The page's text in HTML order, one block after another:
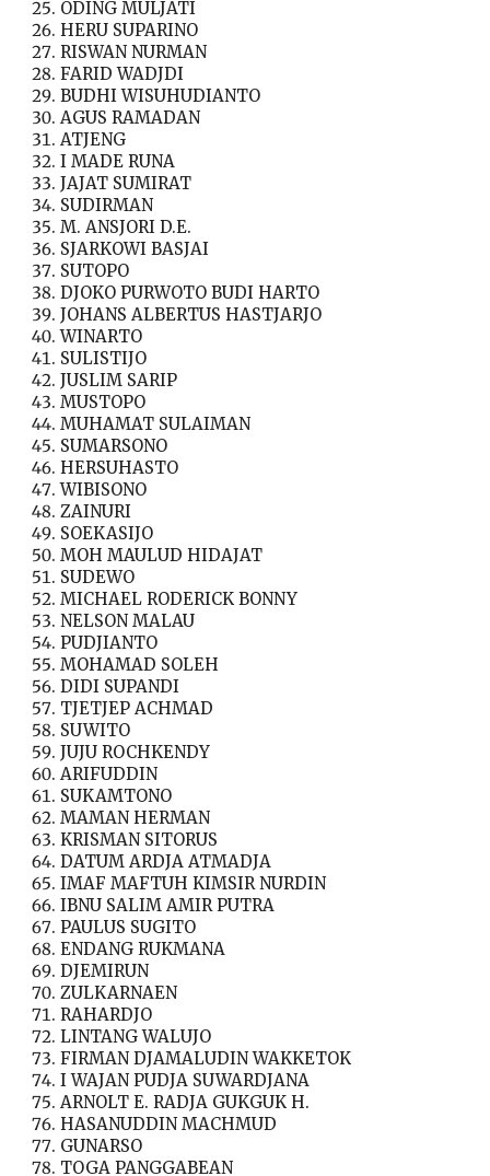
ODING MULJATI
HERU SUPARINO
RISWAN NURMAN
FARID WADJDI
BUDHI WISUHUDIANTO
AGUS RAMADAN
ATJENG
I MADE RUNA
JAJAT SUMIRAT
SUDIRMAN
M. ANSJORI D.E.
SJARKOWI BASJAI
SUTOPO
DJOKO PURWOTO BUDI HARTO
JOHANS ALBERTUS HASTJARJO
WINARTO
SULISTIJO
JUSLIM SARIP
MUSTOPO
MUHAMAT SULAIMAN
SUMARSONO
HERSUHASTO
WIBISONO
ZAINURI
SOEKASIJO
MOH MAULUD HIDAJAT
SUDEWO
MICHAEL RODERICK BONNY
NELSON MALAU
PUDJIANTO
MOHAMAD SOLEH
DIDI SUPANDI
TJETJEP ACHMAD
SUWITO
JUJU ROCHKENDY
ARIFUDDIN
SUKAMTONO
MAMAN HERMAN
KRISMAN SITORUS
DATUM ARDJA ATMADJA
IMAF MAFTUH KIMSIR NURDIN
IBNU SALIM AMIR PUTRA
PAULUS SUGITO
ENDANG RUKMANA
DJEMIRUN
ZULKARNAEN
RAHARDJO
LINTANG WALUJO
FIRMAN DJAMALUDIN WAKKETOK
I WAJAN PUDJA SUWARDJANA
ARNOLT E. RADJA GUKGUK H.
HASANUDDIN MACHMUD
GUNARSO
TOGA PANGGABEAN